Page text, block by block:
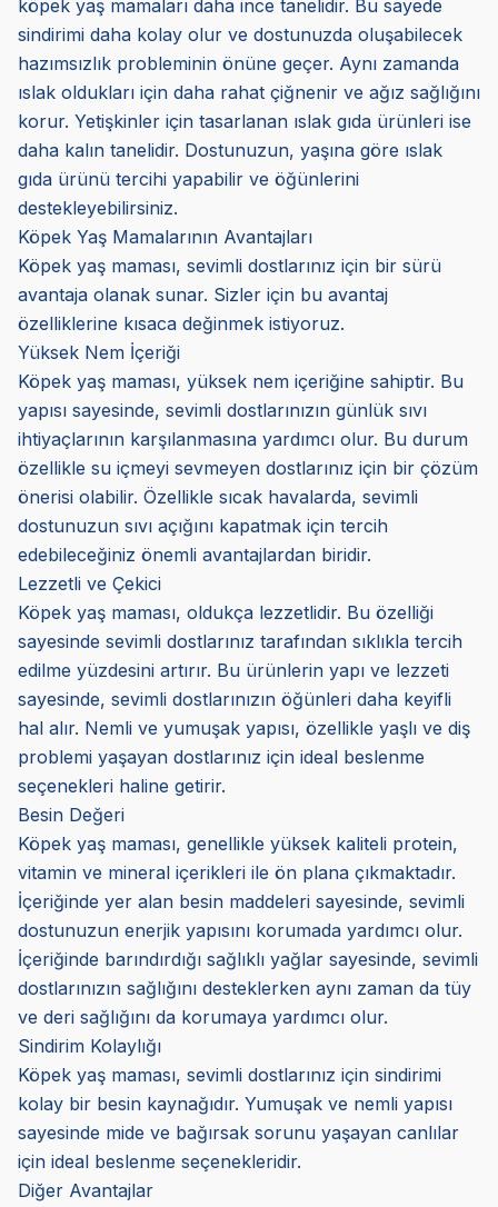
köpek yaş mamaları daha ince tanelidir. Bu sayede
sindirimi daha kolay olur ve dostunuzda oluşabilecek
hazımsızlık probleminin önüne geçer. Aynı zamanda
ıslak oldukları için daha rahat çiğnenir ve ağız sağlığını
korur. Yetişkinler için tasarlanan ıslak gıda ürünleri ise
daha kalın tanelidir. Dostunuzun, yaşına göre ıslak
gıda ürünü tercihi yapabilir ve öğünlerini
destekleyebilirsiniz.
Köpek Yaş Mamalarının Avantajları
Köpek yaş maması, sevimli dostlarınız için bir sürü
avantaja olanak sunar. Sizler için bu avantaj
özelliklerine kısaca değinmek istiyoruz.
Yüksek Nem İçeriği
Köpek yaş maması, yüksek nem içeriğine sahiptir. Bu
yapısı sayesinde, sevimli dostlarınızın günlük sıvı
ihtiyaçlarının karşılanmasına yardımcı olur. Bu durum
özellikle su içmeyi sevmeyen dostlarınız için bir çözüm
önerisi olabilir. Özellikle sıcak havalarda, sevimli
dostunuzun sıvı açığını kapatmak için tercih
edebileceğiniz önemli avantajlardan biridir.
Lezzetli ve Çekici
Köpek yaş maması, oldukça lezzetlidir. Bu özelliği
sayesinde sevimli dostlarınız tarafından sıklıkla tercih
edilme yüzdesini artırır. Bu ürünlerin yapı ve lezzeti
sayesinde, sevimli dostlarınızın öğünleri daha keyifli
hal alır. Nemli ve yumuşak yapısı, özellikle yaşlı ve diş
problemi yaşayan dostlarınız için ideal beslenme
seçenekleri haline getirir.
Besin Değeri
Köpek yaş maması, genellikle yüksek kaliteli protein,
vitamin ve mineral içerikleri ile ön plana çıkmaktadır.
İçeriğinde yer alan besin maddeleri sayesinde, sevimli
dostunuzun enerjik yapısını korumada yardımcı olur.
İçeriğinde barındırdığı sağlıklı yağlar sayesinde, sevimli
dostlarınızın sağlığını desteklerken aynı zaman da tüy
ve deri sağlığını da korumaya yardımcı olur.
Sindirim Kolaylığı
Köpek yaş maması, sevimli dostlarınız için sindirimi
kolay bir besin kaynağıdır. Yumuşak ve nemli yapısı
sayesinde mide ve bağırsak sorunu yaşayan canlılar
için ideal beslenme seçenekleridir.
Diğer Avantajlar